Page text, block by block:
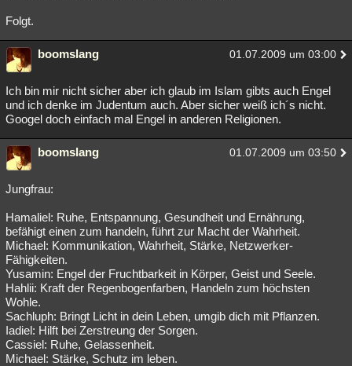
Folgt.
boomslang 01.07.2009 um 03:00
Ich bin mir nicht sicher aber ich glaub im Islam gibts auch Engel
und ich denke im Judentum auch. Aber sicher weiß ich´s nicht.
Googel doch einfach mal Engel in anderen Religionen.
boomslang 01.07.2009 um 03:50
Jungfrau:
Hamaliel: Ruhe, Entspannung, Gesundheit und Ernährung,
befähigt einen zum handeln, führt zur Macht der Wahrheit.
Michael: Kommunikation, Wahrheit, Stärke, Netzwerker-
Fähigkeiten.
Yusamin: Engel der Fruchtbarkeit in Körper, Geist und Seele.
Hahlii: Kraft der Regenbogenfarben, Handeln zum höchsten
Wohle.
Sachluph: Bringt Licht in dein Leben, umgib dich mit Pflanzen.
Iadiel: Hilft bei Zerstreung der Sorgen.
Cassiel: Ruhe, Gelassenheit.
Michael: Stärke, Schutz im leben.